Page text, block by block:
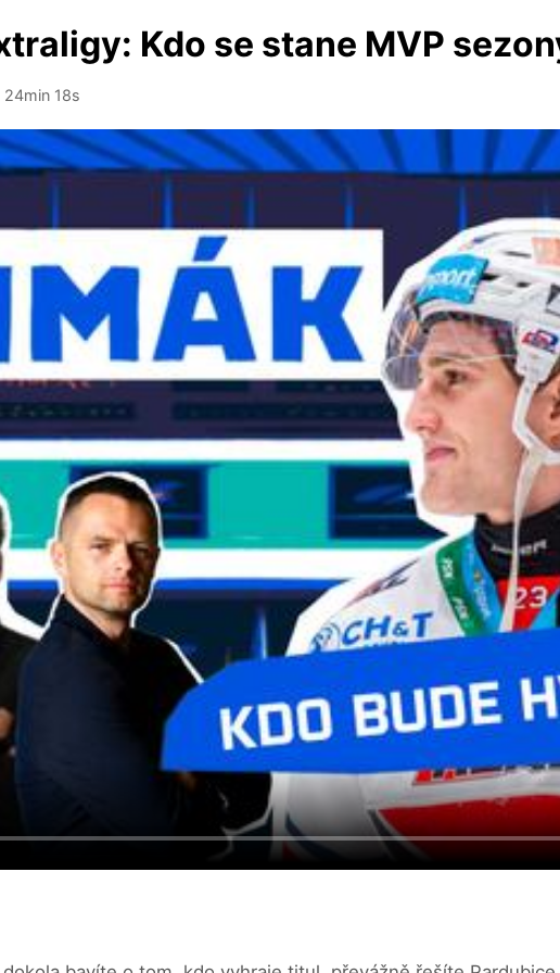
Kdo se stane MVP
24min 18s